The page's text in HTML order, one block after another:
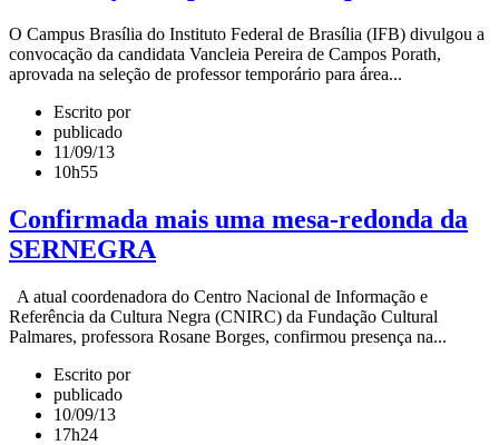
O Campus Brasília do Instituto Federal de Brasília (IFB) divulgou a
convocação da candidata Vancleia Pereira de Campos Porath,
aprovada na seleção de professor temporário para área...
Escrito por
publicado
11/09/13
10h55
Confirmada mais uma mesa-redonda da
SERNEGRA
A atual coordenadora do Centro Nacional de Informação e
Referência da Cultura Negra (CNIRC) da Fundação Cultural
Palmares, professora Rosane Borges, confirmou presença na...
Escrito por
publicado
10/09/13
17h24